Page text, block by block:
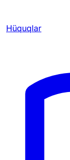
Hüquqlar